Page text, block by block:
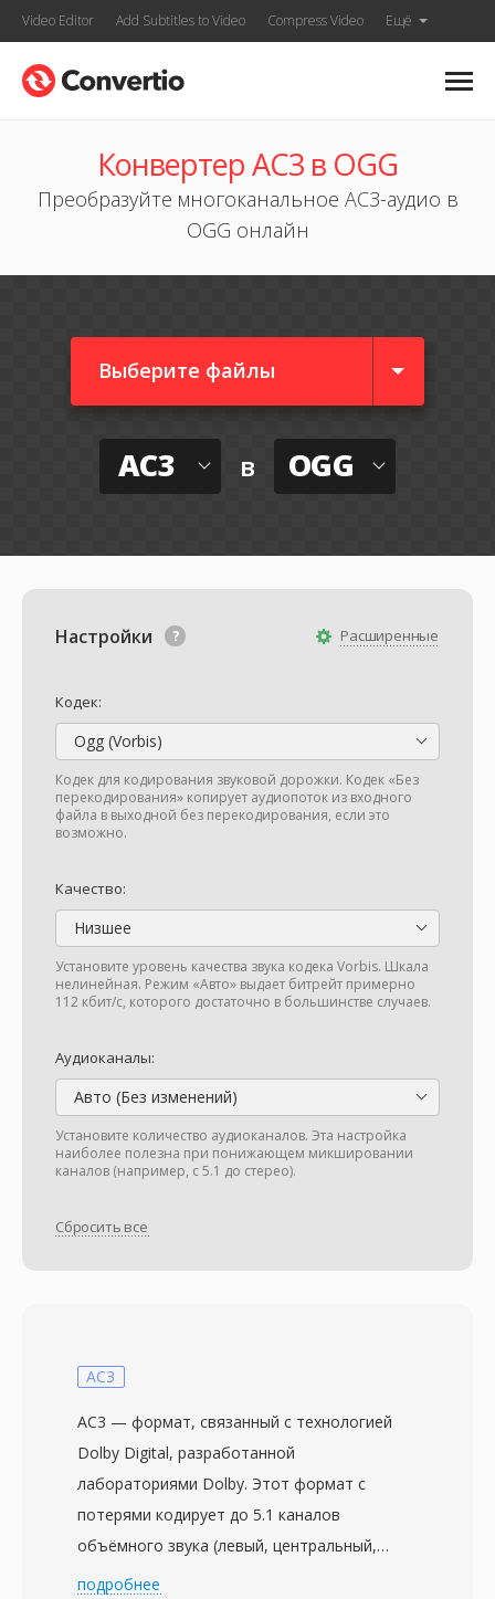
Video Editor Add Subtitles to Video Compress Video Ещё
Конвертер AC3 в OGG
Преобразуйте многоканальное AC3-аудио в
OGG онлайн
Выберите файлы
AC3 в OGG
Расширенные
Настройки
Кодек:
Ogg (Vorbis)
Кодек для кодирования звуковой дорожки. Кодек «Без
перекодирования» копирует аудиопоток из входного
файла в выходной без перекодирования, если это
возможно.
Качество:
Низшее
Установите уровень качества звука кодека Vorbis. Шкала
нелинейная. Режим «Авто» выдает битрейт примерно
112 кбит/с, которого достаточно в большинстве случаев.
Аудиоканалы:
Авто (Без изменений)
Установите количество аудиоканалов. Эта настройка
наиболее полезна при понижающем микшировании
каналов (например, с 5.1 до стерео).
Сбросить все
AC3
AC3 — формат, связанный с технологией
Dolby Digital, разработанной
лабораториями Dolby. Этот формат с
потерями кодирует до 5.1 каналов
объёмного звука (левый, центральный,
правый, левый тыловой, правый тыловой и
подробнее